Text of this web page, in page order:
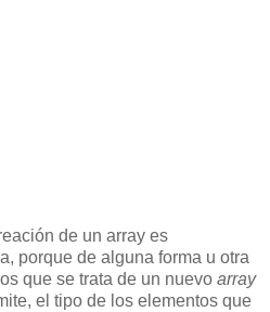
de un array es
porque de alguna forma u otra
que se trata de un nuevo array
el tipo de los elementos que